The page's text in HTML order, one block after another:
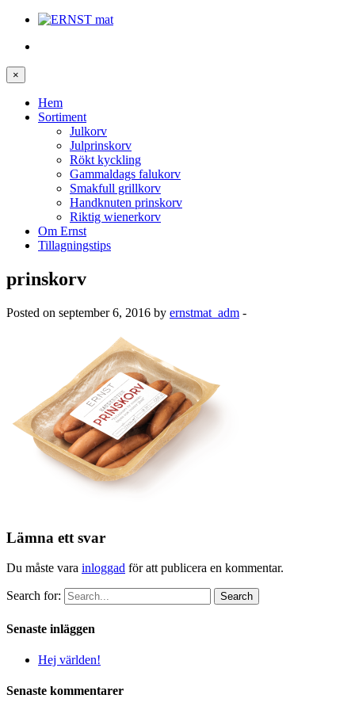
×
Hem
Sortiment
Julkorv
Julprinskorv
Rökt kyckling
Gammaldags falukorv
Smakfull grillkorv
Handknuten prinskorv
Riktig wienerkorv
Om Ernst
Tillagningstips
prinskorv
Posted on september 6, 2016 by ernstmat_adm -
Lämna ett svar
Du måste vara inloggad för att publicera en kommentar.
Search for:
Senaste inläggen
Hej världen!
Senaste kommentarer